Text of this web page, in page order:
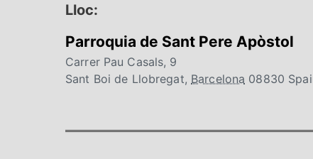
Lloc:
Parroquia de Sant Pere Apòstol
Carrer Pau Casals, 9
Sant Boi de Llobregat, Barcelona 08830